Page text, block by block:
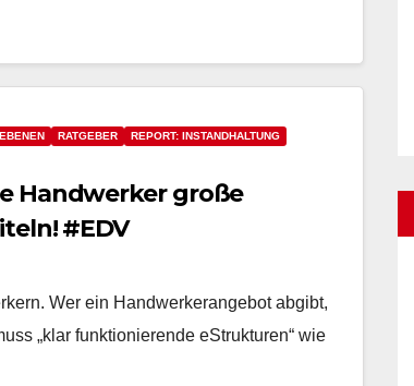
RATGEBER
REPORT: INSTANDHALTUNG
Handwerker große
#EDV
Wer ein Handwerkerangebot abgibt,
„klar funktionierende eStrukturen“ wie